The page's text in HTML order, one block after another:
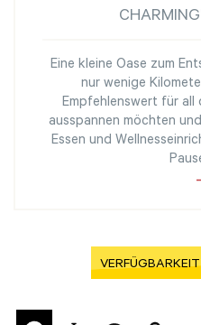
Eine kleine Oase zum
nur wenige
Empfehlenswert für all
ausspannen möchten
Essen und